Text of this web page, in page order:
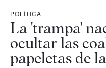
POLÍTICA
La 'trampa'
ocultar las
papeletas de